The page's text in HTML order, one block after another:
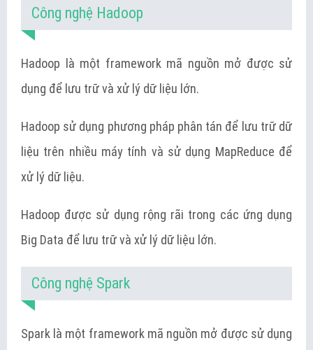
Công nghệ Hadoop
Hadoop là một framework mã nguồn mở được sử
dụng để lưu trữ và xử lý dữ liệu lớn.
Hadoop sử dụng phương pháp phân tán để lưu trữ dữ
liệu trên nhiều máy tính và sử dụng MapReduce để
xử lý dữ liệu.
Hadoop được sử dụng rộng rãi trong các ứng dụng
Big Data để lưu trữ và xử lý dữ liệu lớn.
Công nghệ Spark
Spark là một framework mã nguồn mở được sử dụng